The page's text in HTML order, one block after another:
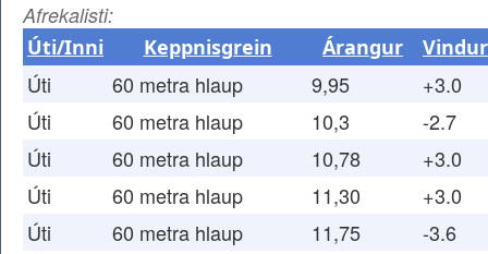
Afrekalisti:
Úti/Inni Keppnisgrein Árangur Vindur
Úti 60 metra hlaup 9,95
+3.0
Úti
60 metra hlaup 10,3
-2.7
Úti
60 metra hlaup 10,78
+3.0
Úti
60 metra hlaup 11,30
+3.0
Úti
60 metra hlaup 11,75
-3.6